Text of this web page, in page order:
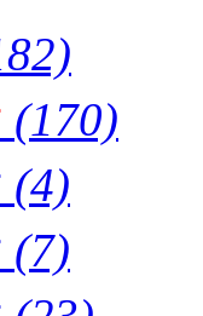
(170)
(4)
(7)